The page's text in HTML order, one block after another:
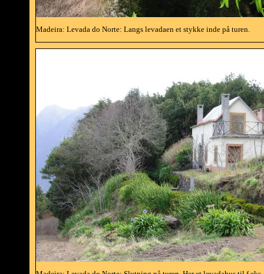
Madeira: Levada do Norte: Langs levadaen et stykke inde på turen.